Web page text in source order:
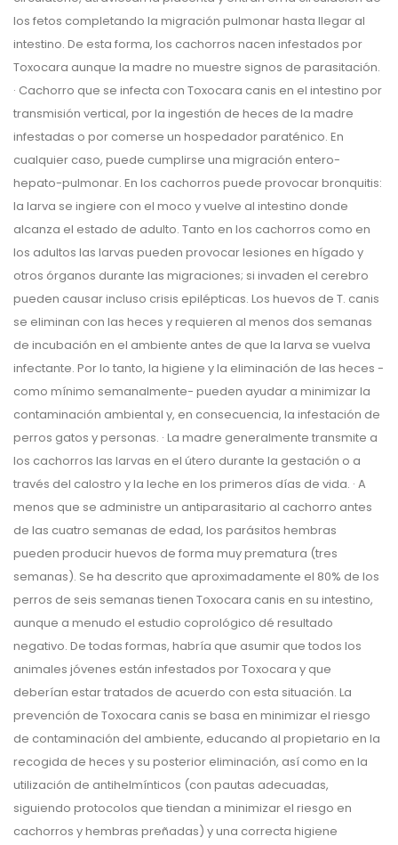
los fetos completando la migración pulmonar hasta llegar al
intestino. De esta forma, los cachorros nacen infestados por
Toxocara aunque la madre no muestre signos de parasitación.
· Cachorro que se infecta con Toxocara canis en el intestino por
transmisión vertical, por la ingestión de heces de la madre
infestadas o por comerse un hospedador paraténico. En
cualquier caso, puede cumplirse una migración entero-
hepato-pulmonar. En los cachorros puede provocar bronquitis:
la larva se ingiere con el moco y vuelve al intestino donde
alcanza el estado de adulto. Tanto en los cachorros como en
los adultos las larvas pueden provocar lesiones en hígado y
otros órganos durante las migraciones; si invaden el cerebro
pueden causar incluso crisis epilépticas. Los huevos de T. canis
se eliminan con las heces y requieren al menos dos semanas
de incubación en el ambiente antes de que la larva se vuelva
infectante. Por lo tanto, la higiene y la eliminación de las heces -
como mínimo semanalmente- pueden ayudar a minimizar la
contaminación ambiental y, en consecuencia, la infestación de
perros gatos y personas. · La madre generalmente transmite a
los cachorros las larvas en el útero durante la gestación o a
través del calostro y la leche en los primeros días de vida. · A
menos que se administre un antiparasitario al cachorro antes
de las cuatro semanas de edad, los parásitos hembras
pueden producir huevos de forma muy prematura (tres
semanas). Se ha descrito que aproximadamente el 80% de los
perros de seis semanas tienen Toxocara canis en su intestino,
aunque a menudo el estudio coprológico dé resultado
negativo. De todas formas, habría que asumir que todos los
animales jóvenes están infestados por Toxocara y que
deberían estar tratados de acuerdo con esta situación. La
prevención de Toxocara canis se basa en minimizar el riesgo
de contaminación del ambiente, educando al propietario en la
recogida de heces y su posterior eliminación, así como en la
utilización de antihelmínticos (con pautas adecuadas,
siguiendo protocolos que tiendan a minimizar el riesgo en
cachorros y hembras preñadas) y una correcta higiene